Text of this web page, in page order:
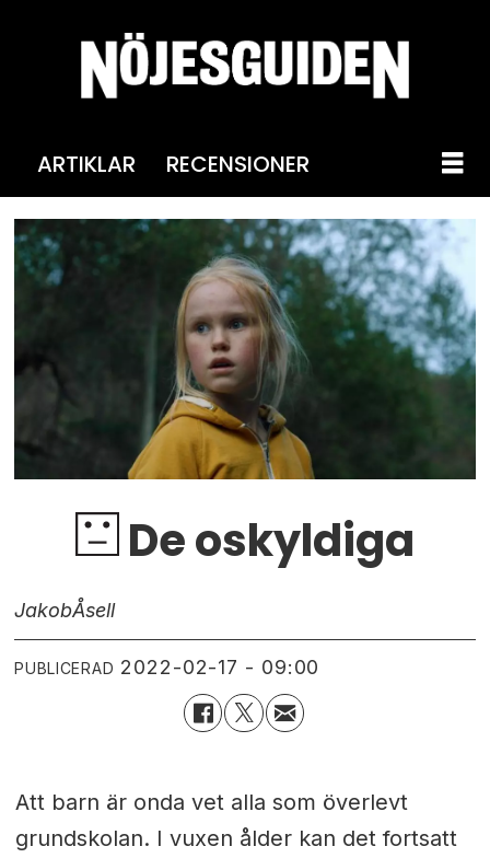
ARTIKLAR RECENSIONER
De oskyldiga
JakobÅsell
PUBLICERAD 2022-02-17 - 09:00
Att barn är onda vet alla som överlevt
grundskolan. I vuxen ålder kan det fortsatt